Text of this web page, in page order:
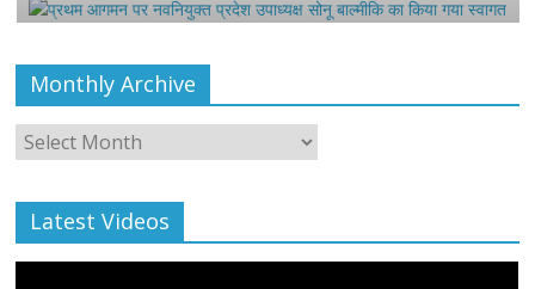
Monthly Archive
Monthly
Archive
Latest Videos